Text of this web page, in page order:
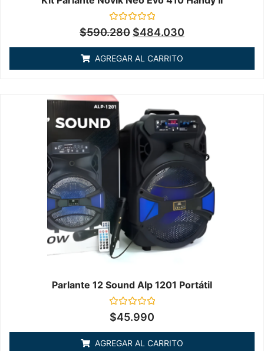
Valorado
en
5
$590.280 $484.030
AGREGAR AL CARRITO
Parlante 12 Sound Alp 1201 Portátil
Valorado
en
5
$45.990
AGREGAR AL CARRITO